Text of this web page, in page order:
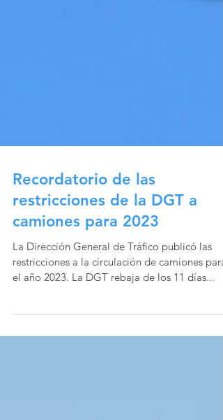
Recordatorio de las
restricciones de la DGT a
camiones para 2023
La Dirección General de Tráfico publicó las
restricciones a la circulación de camiones para